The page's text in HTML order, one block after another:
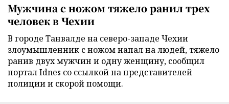
Мужчина с ножом тяжело ранил трех
человек в Чехии
В городе Танвалде на северо-западе Чехии
злоумышленник с ножом напал на людей, тяжело
ранив двух мужчин и одну женщину, сообщил
портал Idnes со ссылкой на представителей
полиции и скорой помощи.